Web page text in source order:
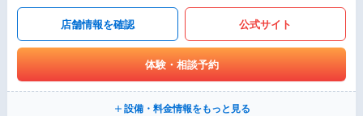
店舗情報を確認 公式サイト
体験・相談予約
設備・料金情報をもっと見る